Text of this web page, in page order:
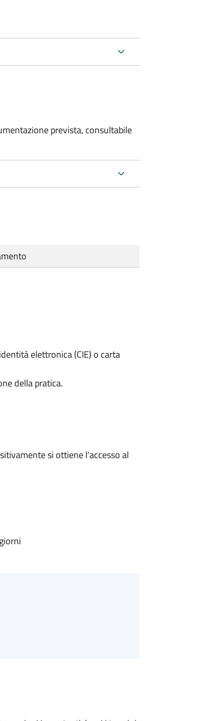
prevista, consultabile
elettronica (CIE) o carta
della pratica.
si ottiene l'accesso al